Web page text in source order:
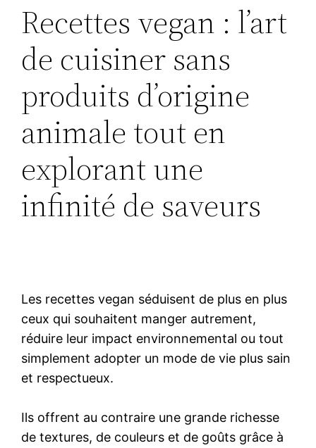
Recettes vegan : l’art
de cuisiner sans
produits d’origine
animale tout en
explorant une
infinité de saveurs
Les recettes vegan séduisent de plus en plus
ceux qui souhaitent manger autrement,
réduire leur impact environnemental ou tout
simplement adopter un mode de vie plus sain
et respectueux.
Ils offrent au contraire une grande richesse
de textures, de couleurs et de goûts grâce à